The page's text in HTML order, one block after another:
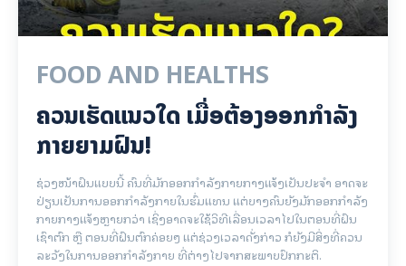
FOOD AND HEALTHS
ຄວນເຮັດແນວໃດ ເມື່ອຕ້ອງອອກກຳລັງ
ກາຍຍາມຝົນ!
ຊ່ວງໜ້າຝົນແບບນີ້ ຄົນທີ່ມັກອອກກຳລັງກາຍກາງແຈ້ງເປັນປະຈຳ ອາດຈະ
ປ່ຽນເປັນການອອກກຳລັງກາຍໃນຮົ່ມແທນ ແຕ່ບາງຄົນຍັງມັກອອກກຳລັງ
ກາຍກາງແຈ້ງຫຼາຍກວ່າ ເຊິ່ງອາດຈະໃຊ້ວິທີເລື່ອນເວລາໄປໃນຕອນທີ່ຝົນ
ເຊົາຕົກ ຫຼື ຕອນທີ່ຝົນຕົກຄ່ອຍໆ ແຕ່ຊ່ວງເວລາດັ່ງກ່າວ ກໍຍັງມີສິ່ງທີ່ຄວນ
ລະວັງໃນການອອກກຳລັງກາຍ ທີ່ຕ່າງໄປຈາກສະພາບປົກກະຕິ.